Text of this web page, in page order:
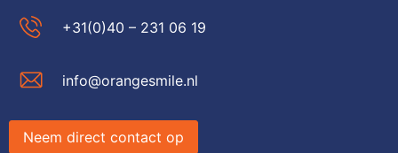
+31(0)40 – 231 06 19
info@orangesmile.nl
Neem direct contact op